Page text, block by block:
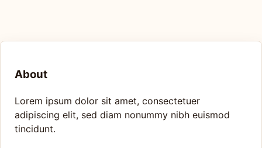
About
Lorem ipsum dolor sit amet, consectetuer
adipiscing elit, sed diam nonummy nibh euismod
tincidunt.